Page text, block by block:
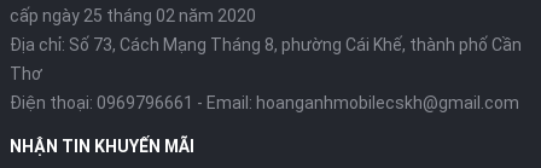
cấp ngày 25 tháng 02 năm 2020
Địa chỉ: Số 73, Cách Mạng Tháng 8, phường Cái Khế, thành phố Cần
Thơ
Điện thoại: 0969796661 - Email: hoanganhmobilecskh@gmail.com
NHẬN TIN KHUYẾN MÃI